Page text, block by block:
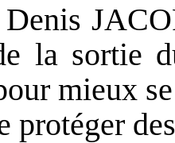
Denis
la sortie
mieux
protéger